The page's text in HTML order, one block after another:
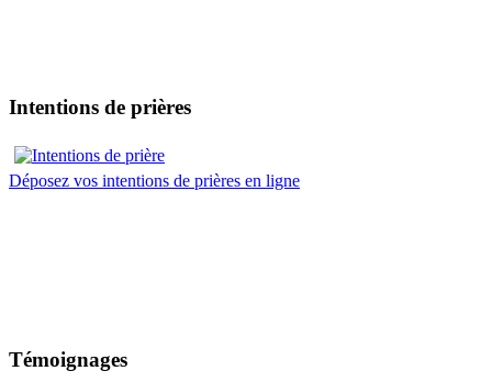
Intentions de prières
Déposez vos intentions de prières en ligne
Témoignages